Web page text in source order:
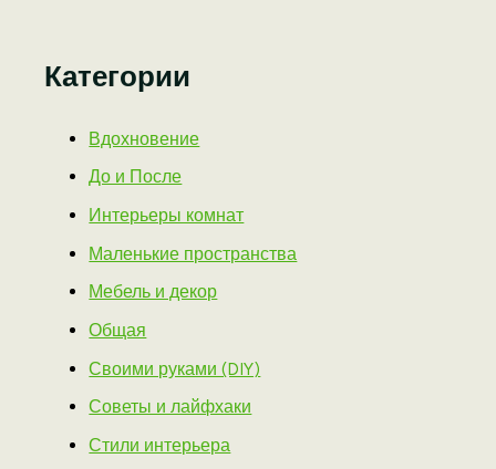
Категории
Вдохновение
До и После
Интерьеры комнат
Маленькие пространства
Мебель и декор
Общая
Своими руками (DIY)
Советы и лайфхаки
Стили интерьера